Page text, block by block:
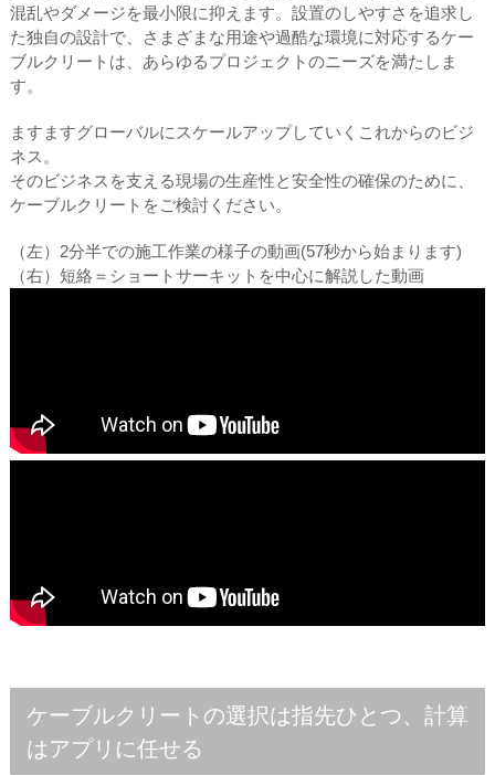
混乱やダメージを最小限に抑えます。設置のしやすさを追求し
た独自の設計で、さまざまな用途や過酷な環境に対応するケー
ブルクリートは、あらゆるプロジェクトのニーズを満たしま
す。
ますますグローバルにスケールアップしていくこれからのビジ
ネス。
そのビジネスを支える現場の生産性と安全性の確保のために、
ケーブルクリートをご検討ください。
（左）2分半での施工作業の様子の動画(57秒から始まります)
（右）短絡＝ショートサーキットを中心に解説した動画
ケーブルクリートの選択は指先ひとつ、計算
はアプリに任せる